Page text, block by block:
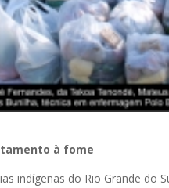
à fome
indígenas do Rio Grande do